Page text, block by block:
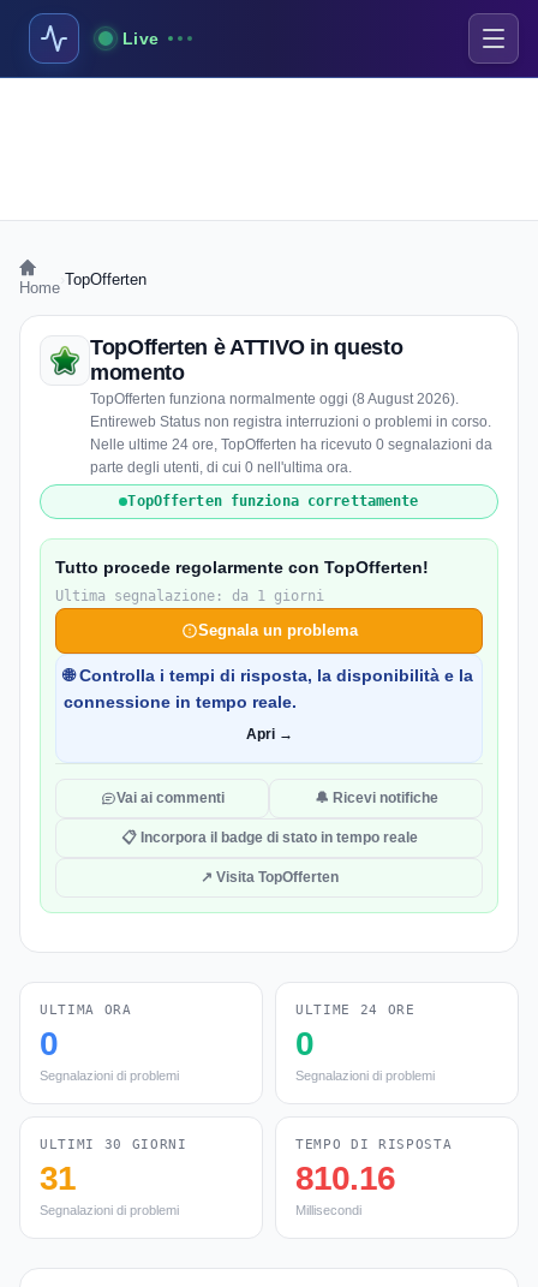
Live
Home TopOfferten
TopOfferten è ATTIVO in questo
momento
TopOfferten funziona normalmente oggi (8 August 2026).
Entireweb Status non registra interruzioni o problemi in corso.
Nelle ultime 24 ore, TopOfferten ha ricevuto 0 segnalazioni da
parte degli utenti, di cui 0 nell'ultima ora.
TopOfferten funziona correttamente
Tutto procede regolarmente con TopOfferten!
Ultima segnalazione: da 1 giorni
Segnala un problema
🌐 Controlla i tempi di risposta, la disponibilità e la
connessione in tempo reale.
Apri →
Vai ai commenti 🔔 Ricevi notifiche
📋 Incorpora il badge di stato in tempo reale
↗ Visita TopOfferten
ULTIMA ORA
0
Segnalazioni di problemi
ULTIME 24 ORE
0
Segnalazioni di problemi
ULTIMI 30 GIORNI
31
Segnalazioni di problemi
TEMPO DI RISPOSTA
810.16
Millisecondi